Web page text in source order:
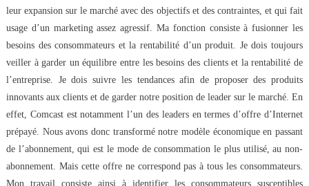
leur expansion sur le marché avec des objectifs et des contraintes, et qui fait
usage d’un marketing assez agressif. Ma fonction consiste à fusionner les
besoins des consommateurs et la rentabilité d’un produit. Je dois toujours
veiller à garder un équilibre entre les besoins des clients et la rentabilité de
l’entreprise. Je dois suivre les tendances afin de proposer des produits
innovants aux clients et de garder notre position de leader sur le marché. En
effet, Comcast est notamment l’un des leaders en termes d’offre d’Internet
prépayé. Nous avons donc transformé notre modèle économique en passant
de l’abonnement, qui est le mode de consommation le plus utilisé, au non-
abonnement. Mais cette offre ne correspond pas à tous les consommateurs.
Mon travail consiste ainsi à identifier les consommateurs susceptibles